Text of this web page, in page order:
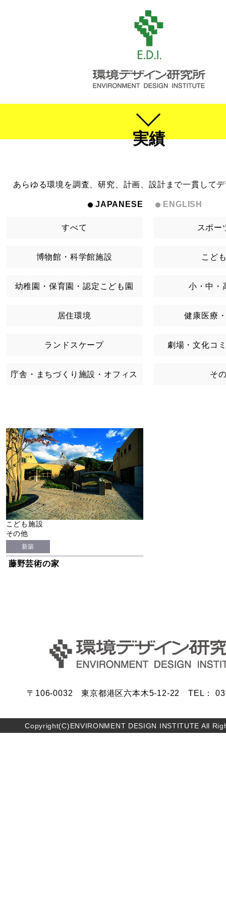
実績
あらゆる環境を調査、研究、計画、設計まで一貫して
JAPANESE ENGLISH
すべて スポー
博物館・科学館施設 こど
幼稚園・保育園・認定こども園 小・中・
居住環境 健康医療
ランドスケープ 劇場・文化コ
庁舎・まちづくり施設・オフィス そ
こども施設
その他
新築
藤野芸術の家
〒106-0032 東京都港区六本木5-12-22 TEL：
Copyright(C)ENVIRONMENT DESIGN INSTITUTE All